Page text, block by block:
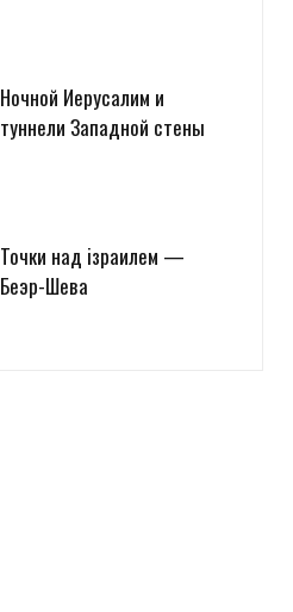
Ночной Иерусалим и
туннели Западной стены
Точки над iзраилем —
Беэр-Шева